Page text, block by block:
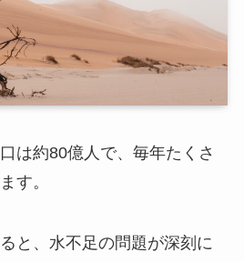
は約80億人で、毎年たくさ
す。
と、水不足の問題が深刻に